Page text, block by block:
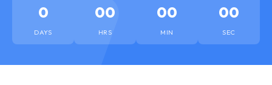
0
DAYS
00
HRS
00
MIN
00
SEC